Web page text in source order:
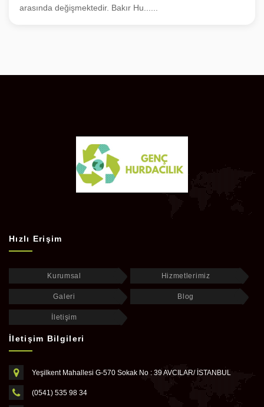
arasında değişmektedir. Bakır Hu......
Hızlı Erişim
Kurumsal Hizmetlerimiz
Galeri Blog
İletişim
İletişim Bilgileri
Yeşilkent Mahallesi G-570 Sokak No : 39 AVCILAR/ İSTANBUL
(0541) 535 98 34